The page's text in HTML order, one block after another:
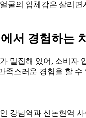
굴의 입체감은 살리
서 경험하는
밀집해 있어, 소비자
족스러운 경험을 할
강남역과 신논현역